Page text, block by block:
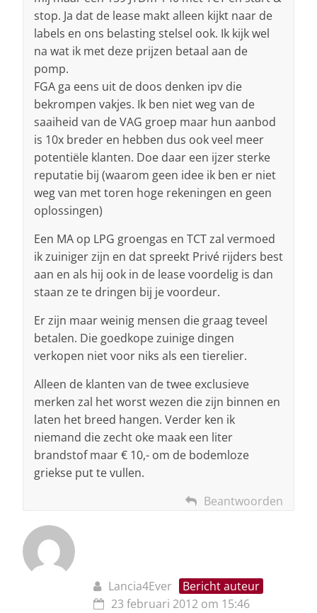
stop. Ja dat de lease makt alleen kijkt naar de
labels en ons belasting stelsel ook. Ik kijk wel
na wat ik met deze prijzen betaal aan de
pomp.
FGA ga eens uit de doos denken ipv die
bekrompen vakjes. Ik ben niet weg van de
saaiheid van de VAG groep maar hun aanbod
is 10x breder en hebben dus ook veel meer
potentiële klanten. Doe daar een ijzer sterke
reputatie bij (waarom geen idee ik ben er niet
weg van met toren hoge rekeningen en geen
oplossingen)
Een MA op LPG groengas en TCT zal vermoed
ik zuiniger zijn en dat spreekt Privé rijders best
aan en als hij ook in de lease voordelig is dan
staan ze te dringen bij je voordeur.
Er zijn maar weinig mensen die graag teveel
betalen. Die goedkope zuinige dingen
verkopen niet voor niks als een tierelier.
Alleen de klanten van de twee exclusieve
merken zal het worst wezen die zijn binnen en
laten het breed hangen. Verder ken ik
niemand die zecht oke maak een liter
brandstof maar € 10,- om de bodemloze
griekse put te vullen.
Beantwoorden
Lancia4Ever
Bericht auteur
23 februari 2012 om 15:46